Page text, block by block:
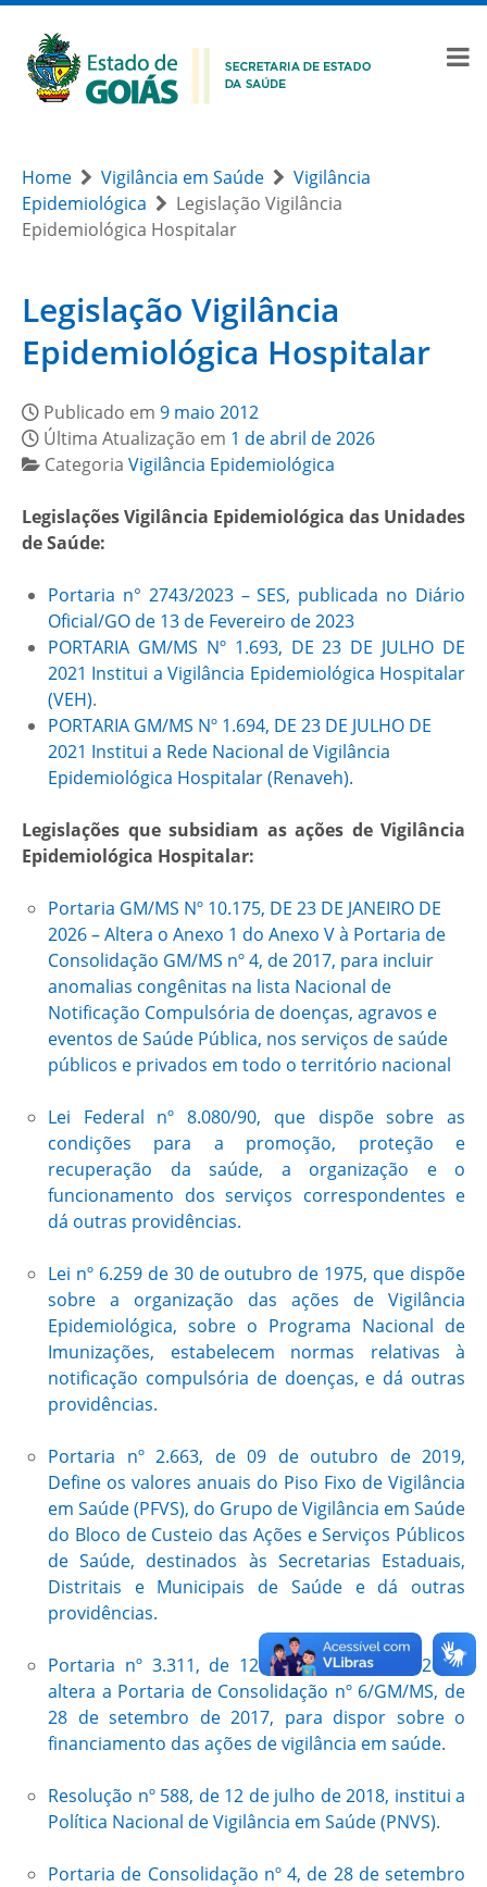
Home Vigilância em Saúde
Vigilância
Epidemiológica
Legislação Vigilância
Epidemiológica Hospitalar
Legislação Vigilância
Epidemiológica Hospitalar
Publicado em 9 maio 2012
Última Atualização em 1 de abril de 2026
Categoria Vigilância Epidemiológica
Legislações Vigilância Epidemiológica das Unidades
de Saúde:
Portaria n° 2743/2023 – SES, publicada no Diário
Oficial/GO de 13 de Fevereiro de 2023
PORTARIA GM/MS Nº 1.693, DE 23 DE JULHO DE
2021 Institui a Vigilância Epidemiológica Hospitalar
(VEH).
PORTARIA GM/MS Nº 1.694, DE 23 DE JULHO DE
2021 Institui a Rede Nacional de Vigilância
Epidemiológica Hospitalar (Renaveh).
Legislações que subsidiam as ações de Vigilância
Epidemiológica Hospitalar:
Portaria GM/MS Nº 10.175, DE 23 DE JANEIRO DE
2026 – Altera o Anexo 1 do Anexo V à Portaria de
Consolidação GM/MS nº 4, de 2017, para incluir
anomalias congênitas na lista Nacional de
Notificação Compulsória de doenças, agravos e
eventos de Saúde Pública, nos serviços de saúde
públicos e privados em todo o território nacional
Lei Federal nº 8.080/90, que dispõe sobre as
condições para a promoção, proteção e
recuperação da saúde, a organização e o
funcionamento dos serviços correspondentes e
dá outras providências.
Lei nº 6.259 de 30 de outubro de 1975, que dispõe
sobre a organização das ações de Vigilância
Epidemiológica, sobre o Programa Nacional de
Imunizações, estabelecem normas relativas à
notificação compulsória de doenças, e dá outras
providências.
Portaria nº 2.663, de 09 de outubro de 2019,
Define os valores anuais do Piso Fixo de Vigilância
em Saúde (PFVS), do Grupo de Vigilância em Saúde
do Bloco de Custeio das Ações e Serviços Públicos
de Saúde, destinados às Secretarias Estaduais,
Distritais e Municipais de Saúde e dá outras
providências.
Portaria nº 3.311, de 12 de dezembro de 2019,
altera a Portaria de Consolidação nº 6/GM/MS, de
28 de setembro de 2017, para dispor sobre o
financiamento das ações de vigilância em saúde.
Resolução nº 588, de 12 de julho de 2018, institui a
Política Nacional de Vigilância em Saúde (PNVS).
Portaria de Consolidação nº 4, de 28 de setembro